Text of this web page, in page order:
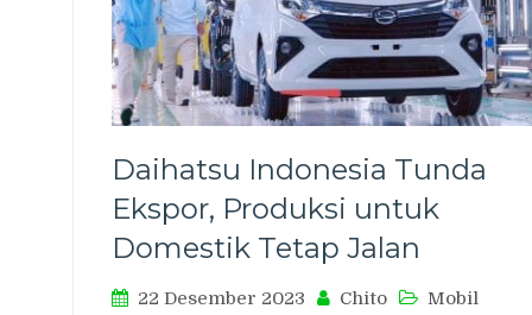
Daihatsu Indonesia Tunda
Ekspor, Produksi untuk
Domestik Tetap Jalan
22 Desember 2023 Chito Mobil